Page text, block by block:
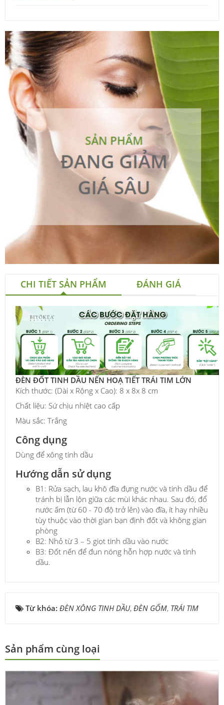
CHI TIẾT SẢN PHẨM ĐÁNH GIÁ
ĐÈN ĐỐT TINH DẦU NẾN HOẠ TIẾT TRÁI TIM LỚN
Kích thước: (Dài x Rộng x Cao): 8 x 8x 8 cm
Chất liệu: Sứ chịu nhiệt cao cấp
Màu sắc: Trắng
Công dụng
Dùng để xông tinh dầu
Hướng dẫn sử dụng
B1: Rửa sạch, lau khô đĩa đựng nước và tinh dầu để
tránh bị lẫn lộn giữa các mùi khác nhau. Sau đó, đổ
nước ấm (từ 60 - 70 độ trở lên) vào đĩa, ít hay nhiều
tùy thuộc vào thời gian bạn định đốt và không gian
phòng
B2: Nhỏ từ 3 – 5 giọt tinh dầu vào nước
B3: Đốt nến để đun nóng hỗn hợp nước và tinh
dầu.
Từ khóa: ĐÈN XÔNG TINH DẦU, ĐÈN GỐM, TRÁI TIM
Sản phẩm cùng loại